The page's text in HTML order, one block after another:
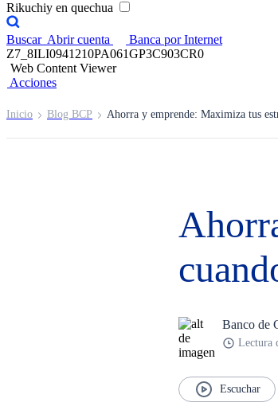
Rikuchiy en quechua
Buscar Abrir cuenta
Banca por Internet
Z7_8ILI0941210PA061GP3C903CR0
Web Content Viewer
Acciones
Inicio Blog BCP Ahorra y emprende: Maximiza tus
Banco de
Lectura